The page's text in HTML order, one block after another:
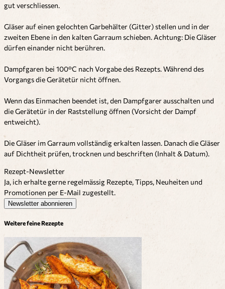
gut verschliessen.
Gläser auf einen gelochten Garbehälter (Gitter) stellen und in der
zweiten Ebene in den kalten Garraum schieben. Achtung: Die Gläser
dürfen einander nicht berühren.
Dampfgaren bei 100°C nach Vorgabe des Rezepts. Während des
Vorgangs die Gerätetür nicht öffnen.
Wenn das Einmachen beendet ist, den Dampfgarer ausschalten und
die Gerätetür in der Raststellung öffnen (Vorsicht der Dampf
entweicht).
Die Gläser im Garraum vollständig erkalten lassen. Danach die Gläser
auf Dichtheit prüfen, trocknen und beschriften (Inhalt & Datum).
Rezept-Newsletter
Ja, ich erhalte gerne regelmässig Rezepte, Tipps, Neuheiten und
Promotionen per E-Mail zugestellt.
Newsletter abonnieren
Weitere feine Rezepte